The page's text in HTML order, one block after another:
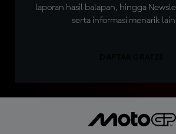
laporan hasil balapan, hingga
serta informasi menarik